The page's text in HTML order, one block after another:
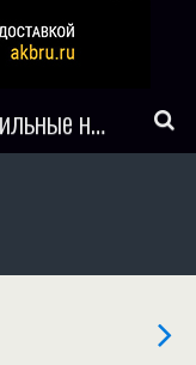
Autonews58.ru - Автомобильные новости Пензы и всего мира